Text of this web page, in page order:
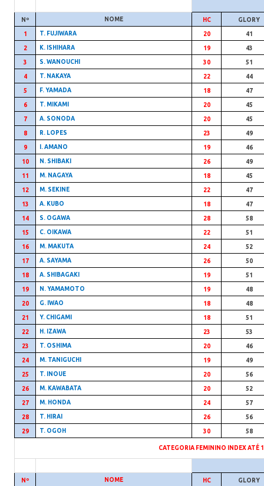
Nº NOME HC GLORY
1 T. FUJIWARA 20 41
2 K. ISHIHARA 19 43
3 S. WANOUCHI 30 51
4 T. NAKAYA 22 44
5 F. YAMADA 18 47
6 T. MIKAMI 20 45
7 A. SONODA 20 45
8 R. LOPES 23 49
9 I. AMANO 19 46
10 N. SHIBAKI 26 49
11 M. NAGAYA 18 45
12 M. SEKINE 22 47
13 A. KUBO 18 47
14 S. OGAWA 28 58
15 C. OIKAWA 22 51
16 M. MAKUTA 24 52
17 A. SAYAMA 26 50
18 A. SHIBAGAKI 19 51
19 N. YAMAMOTO 19 48
20 G. IWAO 18 48
21 Y. CHIGAMI 18 51
22 H. IZAWA 23 53
23 T. OSHIMA 20 46
24 M. TANIGUCHI 19 49
25 T. INOUE 20 56
26 M. KAWABATA 20 52
27 M. HONDA 24 57
28 T. HIRAI 26 56
29 T. OGOH 30 58
CATEGORIA FEMININO INDEX ATÉ
Nº NOME HC GLORY